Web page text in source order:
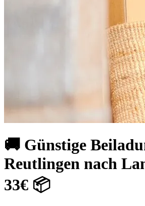
🚚 Günstige
Reutlingen nach
33€ 📦